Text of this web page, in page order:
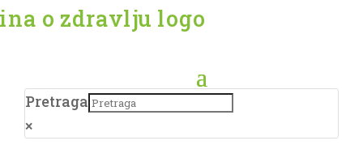
Pretraga
×